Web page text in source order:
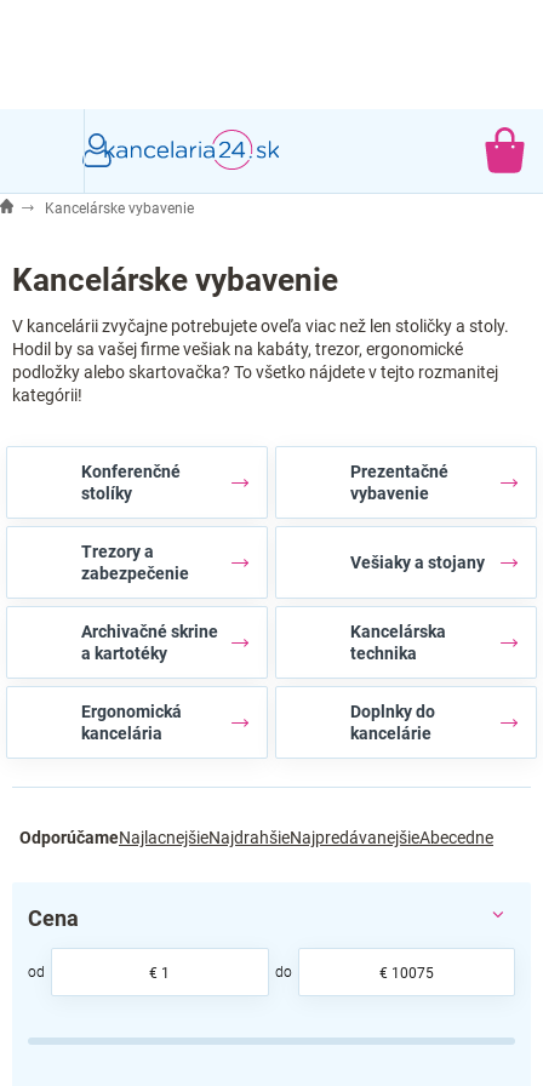
Kancelárske vybavenie
Kancelárske vybavenie
V kancelárii zvyčajne potrebujete oveľa viac než len stoličky a stoly.
Hodil by sa vašej firme vešiak na kabáty, trezor, ergonomické
podložky alebo skartovačka? To všetko nájdete v tejto rozmanitej
kategórii!
Konferenčné
stolíky
Prezentačné
vybavenie
Trezory a
zabezpečenie
Vešiaky a stojany
Archivačné skrine
a kartotéky
Kancelárska
technika
Ergonomická
kancelária
Doplnky do
kancelárie
a
n
e
OdporúčameNajlacnejšieNajdrahšieNajpredávanejšieAbecedne
Cena
€ 1 € 10075